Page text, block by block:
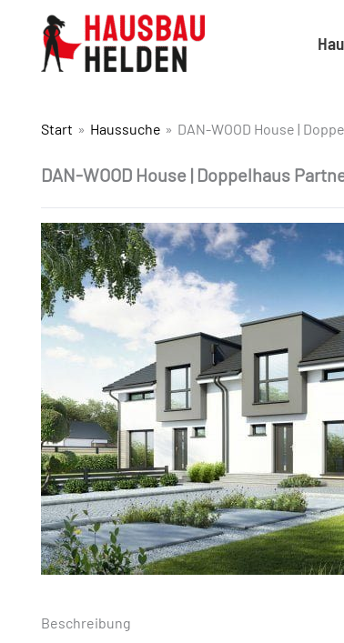
Start Haussuche DAN-WOOD House |
DAN-WOOD House | Doppelhaus
Beschreibung